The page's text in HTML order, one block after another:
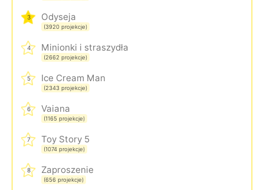
3 Odyseja
(3920 projekcje)
4 Minionki i straszydła
(2662 projekcje)
5 Ice Cream Man
(2343 projekcje)
6 Vaiana
(1165 projekcje)
7 Toy Story 5
(1074 projekcje)
8 Zaproszenie
(656 projekcje)